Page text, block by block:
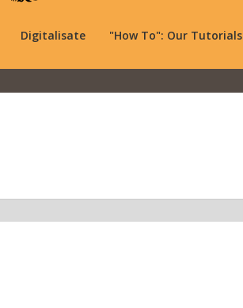
Digitalisate "How To": Our Tutorials